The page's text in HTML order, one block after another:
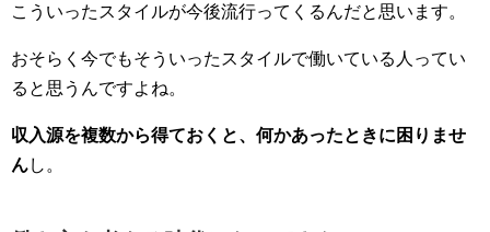
こういったスタイルが今後流行ってくるんだと思います。
おそらく今でもそういったスタイルで働いている人ってい
ると思うんですよね。
収入源を複数から得ておくと、何かあったときに困りませ
んし。